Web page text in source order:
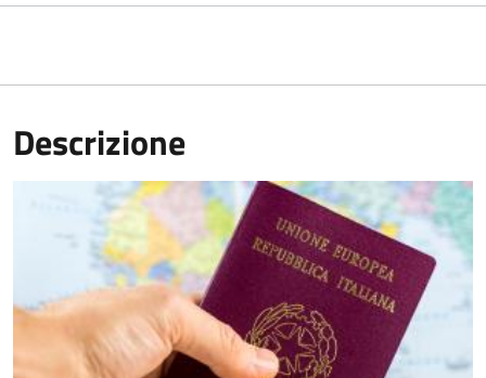
Descrizione